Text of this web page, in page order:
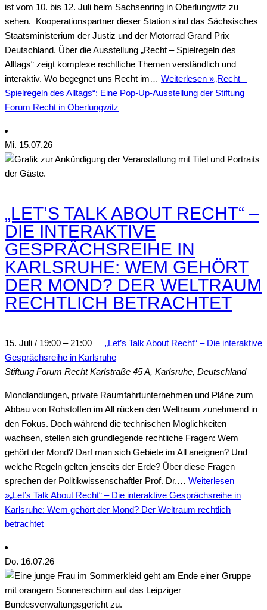
ist vom 10. bis 12. Juli beim Sachsenring in Oberlungwitz zu
sehen. Kooperationspartner dieser Station sind das Sächsisches
Staatsministerium der Justiz und der Motorrad Grand Prix
Deutschland. Über die Ausstellung „Recht – Spielregeln des
Alltags“ zeigt komplexe rechtliche Themen verständlich und
interaktiv. Wo begegnet uns Recht im… Weiterlesen »„Recht –
Spielregeln des Alltags“: Eine Pop-Up-Ausstellung der Stiftung
Forum Recht in Oberlungwitz
Mi. 15.07.26
„LET’S TALK ABOUT RECHT“ –
DIE INTERAKTIVE
GESPRÄCHSREIHE IN
KARLSRUHE: WEM GEHÖRT
DER MOND? DER WELTRAUM
RECHTLICH BETRACHTET
15. Juli / 19:00 – 21:00
„Let’s Talk About Recht“ – Die interaktive
Gesprächsreihe in Karlsruhe
Stiftung Forum RechtKarlstraße 45 A, Karlsruhe, Deutschland
Mondlandungen, private Raumfahrtunternehmen und Pläne zum
Abbau von Rohstoffen im All rücken den Weltraum zunehmend in
den Fokus. Doch während die technischen Möglichkeiten
wachsen, stellen sich grundlegende rechtliche Fragen: Wem
gehört der Mond? Darf man sich Gebiete im All aneignen? Und
welche Regeln gelten jenseits der Erde? Über diese Fragen
sprechen der Politikwissenschaftler Prof. Dr.… Weiterlesen
»„Let’s Talk About Recht“ – Die interaktive Gesprächsreihe in
Karlsruhe: Wem gehört der Mond? Der Weltraum rechtlich
betrachtet
Do. 16.07.26